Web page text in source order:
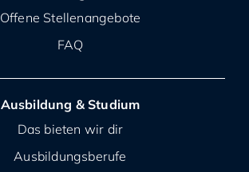
Offene Stellenangebote
FAQ
Ausbildung & Studium
Das bieten wir dir
Ausbildungsberufe